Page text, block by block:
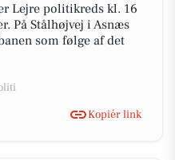
Lejre politikreds kl. 16
På Stålhøjvej i Asnæs
som følge af det
Kopiér link